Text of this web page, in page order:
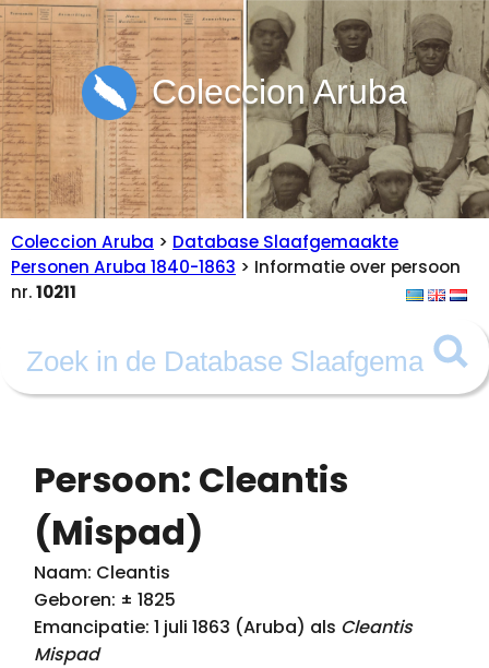
Coleccion Aruba
Coleccion Aruba > Database Slaafgemaakte
Personen Aruba 1840-1863 > Informatie over persoon
nr.10211
Persoon: Cleantis
(Mispad)
Naam: Cleantis
Geboren: ± 1825
Emancipatie: 1 juli 1863 (Aruba) als Cleantis
Mispad